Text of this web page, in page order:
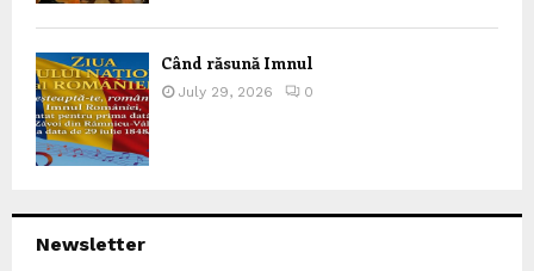
Când răsună Imnul
July 29, 2026 0
Newsletter